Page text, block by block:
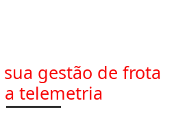
gestão de frota
a telemetria